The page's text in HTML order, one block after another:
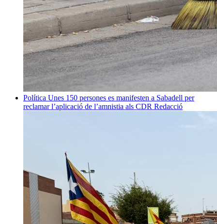
Política Unes 150 persones es manifesten a Sabadell per
reclamar l’aplicació de l’amnistia als CDR Redacció